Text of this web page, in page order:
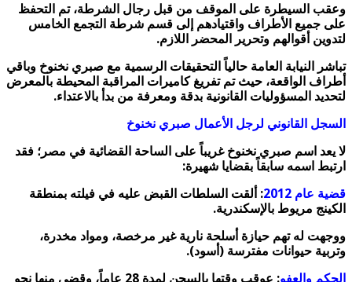
وعقب السيطرة على الموقف من قبل رجال الشرطة، تم التحفظ
على جميع الأطراف واقتيادهم إلى قسم شرطة التجمع الخامس
لتدوين أقوالهم وتحرير المحضر اللازم.
تباشر النيابة العامة حالياً التحقيقات الرسمية مع صبري نخنوخ وباقي
أطراف الواقعة، حيث تم تفريغ كاميرات المراقبة المحيطة بالمعرض
لتحديد المسؤوليات القانونية بدقة ومعرفة من بدأ بالاعتداء.
السجل القانوني لرجل الأعمال صبري نخنوخ
لا يعد اسم صبري نخنوخ غريباً على الساحة القضائية في مصر؛ فقد
ارتبط اسمه سابقاً بقضايا شهيرة:
قضية عام 2012
: ألقت السلطات القبض عليه في فيلته بمنطقة
الكينج مريوط بالإسكندرية.
ووجهت له تهم حيازة أسلحة نارية غير مرخصة، ومواد مخدرة،
وتربية حيوانات مفترسة (أسود).
الحكم والعفو
: عوقب وقتها بالسجن لمدة 28 عاماً، وقضى منها نحو